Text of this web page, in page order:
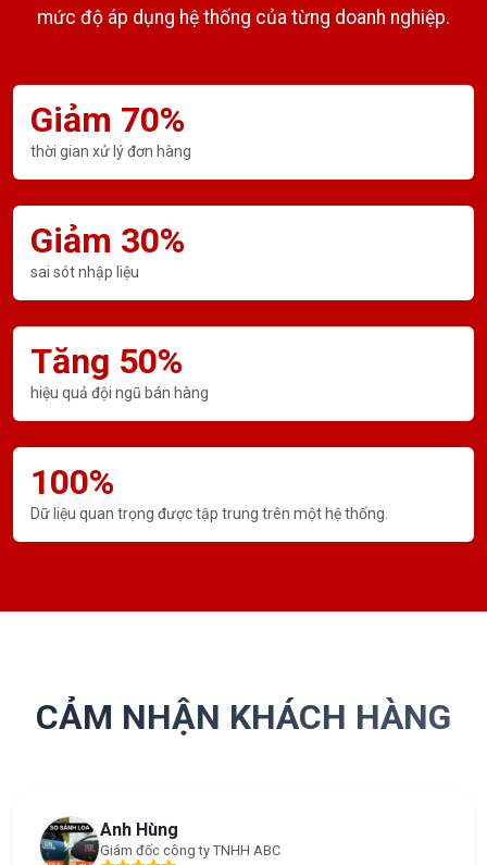
mức độ áp dụng hệ thống của từng doanh nghiệp.
Giảm 70%
thời gian xử lý đơn hàng
Giảm 30%
sai sót nhập liệu
Tăng 50%
hiệu quả đội ngũ bán hàng
100%
Dữ liệu quan trọng được tập trung trên một hệ thống.
CẢM NHẬN KHÁCH HÀNG
Anh Hùng
Giám đốc công ty TNHH ABC